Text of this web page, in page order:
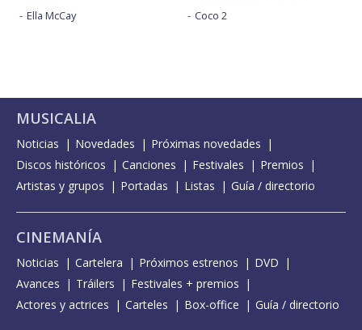
Ella McCay
Coco 2
MUSICALIA
Noticias Novedades
Próximas novedades
Discos históricos
Canciones Festivales
Premios
Artistas y grupos
Portadas Listas Guía / directorio
CINEMANÍA
Noticias Cartelera Próximos estrenos
DVD
Avances
Tráilers
Festivales + premios
Actores y actrices
Carteles Box-office Guía / directorio